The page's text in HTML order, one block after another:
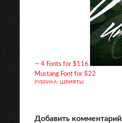
— 4 Fonts for $116
Mustang Font for $22
РУБРИКА: ШРИФТЫ
Добавить комментарий